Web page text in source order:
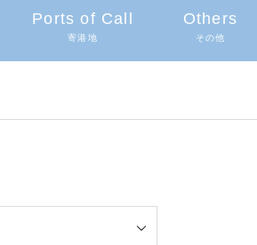
Ports of Call
寄港地
Others
その他